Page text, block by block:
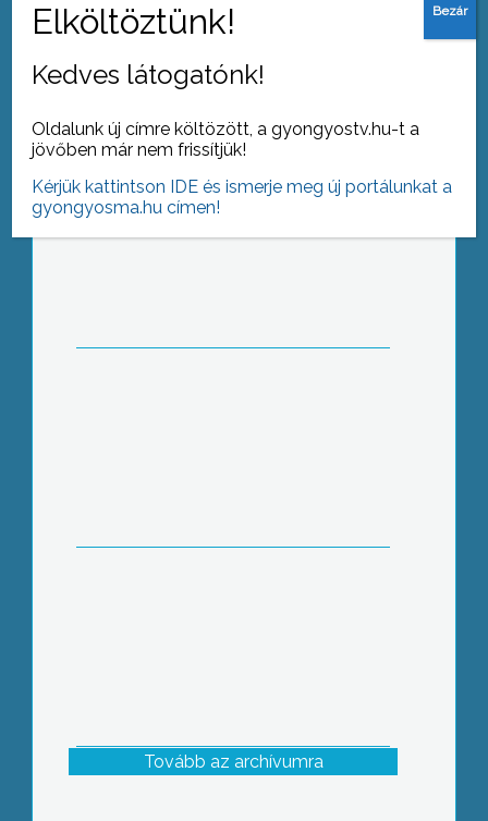
Károkat okozott a viharos szél
Tovább az archívumra
Kedves látogatónk!
Oldalunk új címre költözött, a gyongyostv.hu-t a
jövőben már nem frissítjük!
Kérjük kattintson IDE és ismerje meg új portálunkat a
gyongyosma.hu címen!